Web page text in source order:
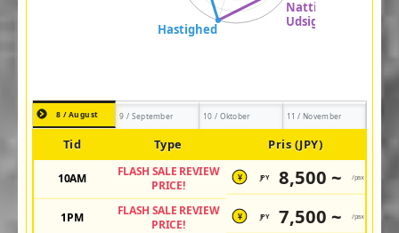
8 / August 9 / September 10 / Oktober 11 / November
Tid Type Pris (JPY)
10AM
FLASH SALE REVIEW
PRICE!
¥ JPY 8,500 ~ /pax
1PM
FLASH SALE REVIEW
PRICE!
¥ JPY 7,500 ~ /pax